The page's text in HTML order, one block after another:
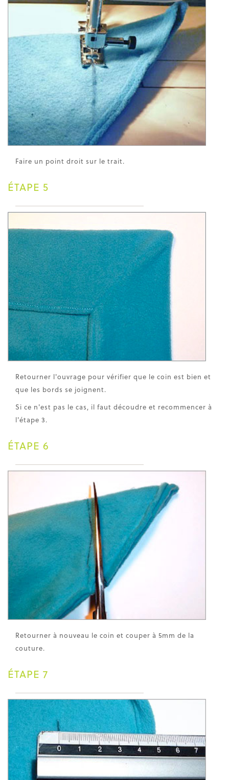
Faire un point droit sur le trait.
ÉTAPE 5
Retourner l'ouvrage pour vérifier que le coin est bien et
que les bords se joignent.
Si ce n'est pas le cas, il faut découdre et recommencer à
l'étape 3.
ÉTAPE 6
Retourner à nouveau le coin et couper à 5mm de la
couture.
ÉTAPE 7